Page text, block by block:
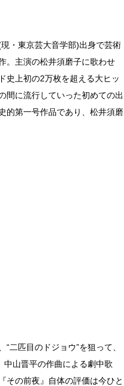
・東京芸大音学部)出身で芸術
。主演の松井須磨子に歌わせ
史上初の2万枚を超える大ヒッ
間に流行していった初めての出
的第一号作品であり、松井須磨
二匹目のドジョウ”を狙って、
山晋平の作曲による劇中歌
その前夜』自体の評価は今ひと